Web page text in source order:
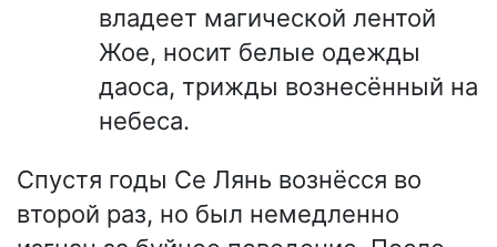
владеет магической лентой
Жое, носит белые одежды
даоса, трижды вознесённый на
небеса.
Спустя годы Се Лянь вознёсся во
второй раз, но был немедленно